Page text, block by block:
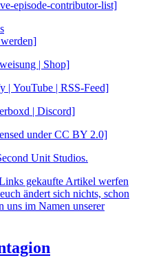
episode-contributor-list]
| Shop]
| YouTube | RSS-Feed]
| Discord]
under CC BY 2.0]
Unit Studios.
gekaufte Artikel werfen
ändert sich nichts, schon
uns im Namen unserer